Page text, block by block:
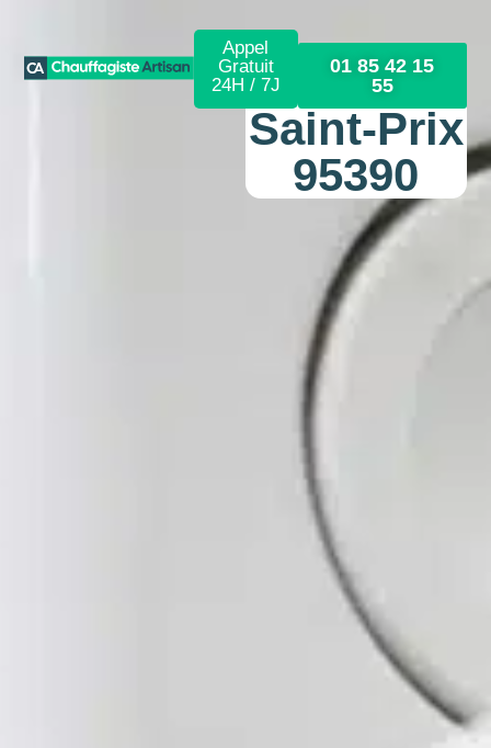
Appel
Gratuit
24H / 7J
01 85 42 15
55
Saint-Prix
95390